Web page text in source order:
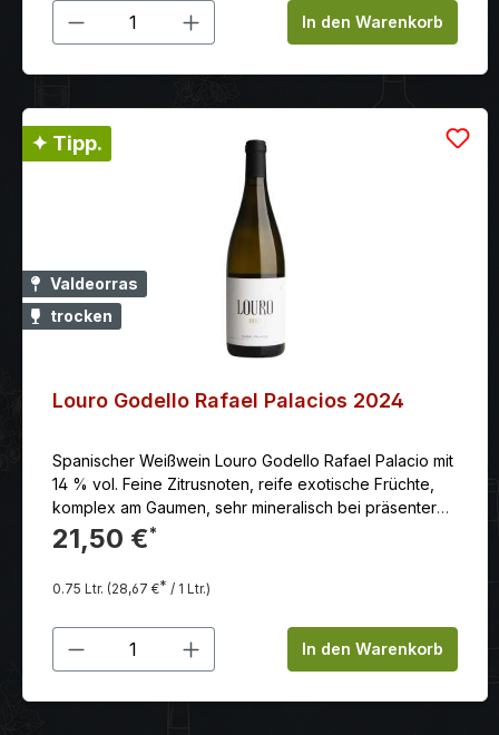
Produkt Anzahl: Gib denIn den Warenkorb
✦ Tipp.
Valdeorras
trocken
Louro Godello Rafael Palacios 2024
Spanischer Weißwein Louro Godello Rafael Palacio mit
14 % vol. Feine Zitrusnoten, reife exotische Früchte,
komplex am Gaumen, sehr mineralisch bei präsenter
Säure, dicht, tief und komplex, ganz großer WeinPasst
gut zu: gebratener Seezunge und Seeteufel
Lagerfähig ca: 5 - 7 Jahre Tipp: Der Louro do Bolo
stammt von 18-35 Jahre alten Reben, von kleinen
Parzellen in über 680 meter Höhe, die von Rafael
Palacios in traditineller und naturnaher Weise
bewirtschaftet werden. Die viele Handarbeit macht sich
21,50 €*
0.75 Ltr. (28,67 €* / 1 Ltr.)
Produkt Anzahl: Gib denIn den Warenkorb